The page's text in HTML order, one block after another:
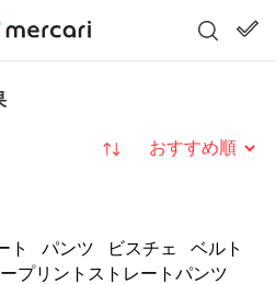
並び替え
ト パンツ ビスチェ
ベルト
プリントストレートパンツ